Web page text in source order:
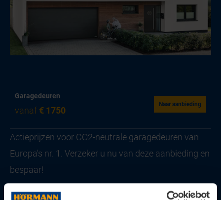
Actieprijzen voor CO2-neutrale garagedeuren van
Europa's nr. 1. Verzeker u nu van deze aanbieding en
bespaar!
Garagedeuren
vanaf € 1750
Naar aanbieding